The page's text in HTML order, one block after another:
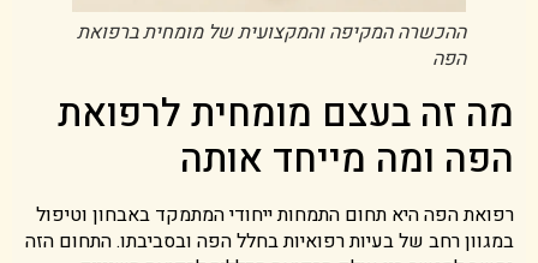
ההכשרה המקיפה והמקצועית של מומחית ברפואת
הפה
מה זה בעצם מומחית לרפואת
הפה ומה מייחד אותה
רפואת הפה היא תחום התמחות ייחודי המתמקד באבחון וטיפול
במגוון רחב של בעיות רפואיות בחלל הפה ובסביבתו. התחום הזה